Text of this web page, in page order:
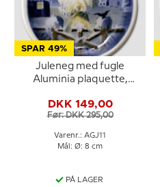
SPAR 49%
Juleneg med fugle
Aluminia plaquette,
DKK 149,00
Før: DKK 295,00
Varenr.: AGJ11
Mål: Ø: 8 cm
PÅ LAGER